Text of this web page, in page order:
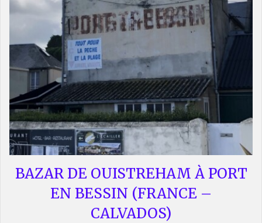
BAZAR DE OUISTREHAM À PORT
EN BESSIN (FRANCE –
CALVADOS)